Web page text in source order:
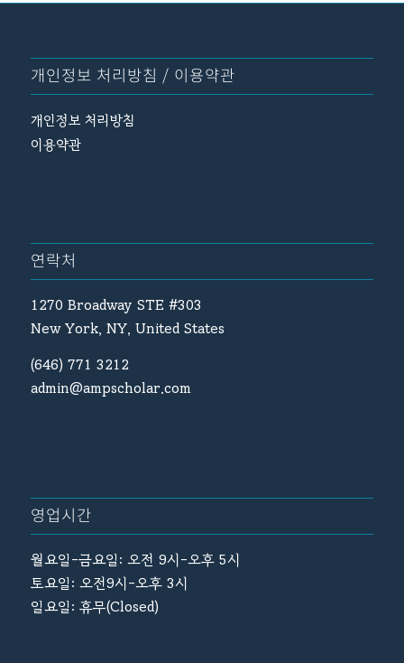
개인정보 처리방침 / 이용약관
개인정보 처리방침
이용약관
연락처
1270 Broadway STE #303
New York, NY, United States
(646) 771 3212
admin@ampscholar.com
영업시간
월요일-금요일: 오전 9시-오후 5시
토요일: 오전9시-오후 3시
일요일: 휴무(Closed)